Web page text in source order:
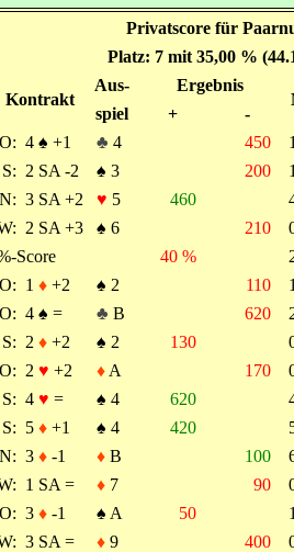
Privatscore für
Platz: 7 mit 35,00 %
Kontrakt
Aus- Ergebnis
spiel +
-
O: 4 ♠ +1 ♣ 4 450
S: 2 SA -2 ♠ 3 200
N: 3 SA +2 ♥ 5 460
2 SA +3 ♠ 6 210
Score 40 %
O: 1 ♦ +2 ♠ 2 110
O: 4 ♠ = ♣ B 620
S: 2 ♦ +2 ♠ 2 130
O: 2 ♥ +2 ♦ A 170
S: 4 ♥ = ♠ 4 620
S: 5 ♦ +1 ♠ 4 420
N: 3 ♦ -1 ♦ B 100
1 SA = ♦ 7 90
O: 3 ♦ -1 ♠ A 50
3 SA = ♦ 9 400